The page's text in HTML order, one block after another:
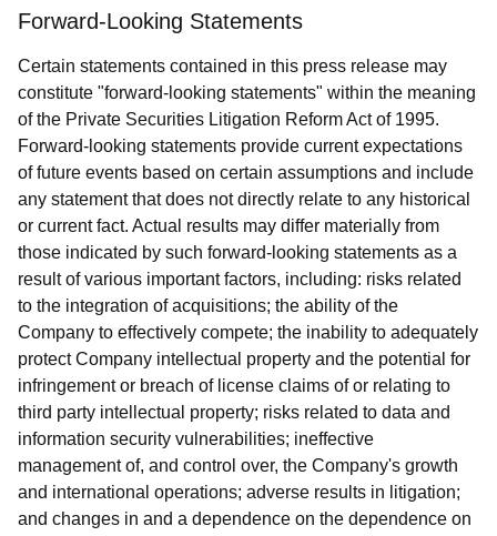
Forward-Looking Statements
Certain statements contained in this press release may
constitute "forward-looking statements" within the meaning
of the Private Securities Litigation Reform Act of 1995.
Forward-looking statements provide current expectations
of future events based on certain assumptions and include
any statement that does not directly relate to any historical
or current fact. Actual results may differ materially from
those indicated by such forward-looking statements as a
result of various important factors, including: risks related
to the integration of acquisitions; the ability of the
Company to effectively compete; the inability to adequately
protect Company intellectual property and the potential for
infringement or breach of license claims of or relating to
third party intellectual property; risks related to data and
information security vulnerabilities; ineffective
management of, and control over, the Company's growth
and international operations; adverse results in litigation;
and changes in and a dependence on the dependence on